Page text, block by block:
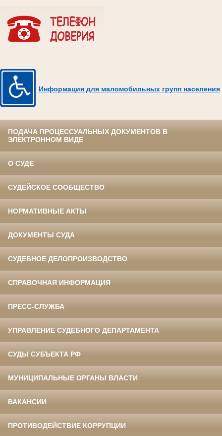
Информация для маломобильных групп населения
ПОДАЧА ПРОЦЕССУАЛЬНЫХ ДОКУМЕНТОВ В
ЭЛЕКТРОННОМ ВИДЕ
О СУДЕ
СУДЕЙСКОЕ СООБЩЕСТВО
НОРМАТИВНЫЕ АКТЫ
ДОКУМЕНТЫ СУДА
СУДЕБНОЕ ДЕЛОПРОИЗВОДСТВО
СПРАВОЧНАЯ ИНФОРМАЦИЯ
ПРЕСС-СЛУЖБА
УПРАВЛЕНИЕ СУДЕБНОГО ДЕПАРТАМЕНТА
СУДЫ СУБЪЕКТА РФ
МУНИЦИПАЛЬНЫЕ ОРГАНЫ ВЛАСТИ
ВАКАНСИИ
ПРОТИВОДЕЙСТВИЕ КОРРУПЦИИ